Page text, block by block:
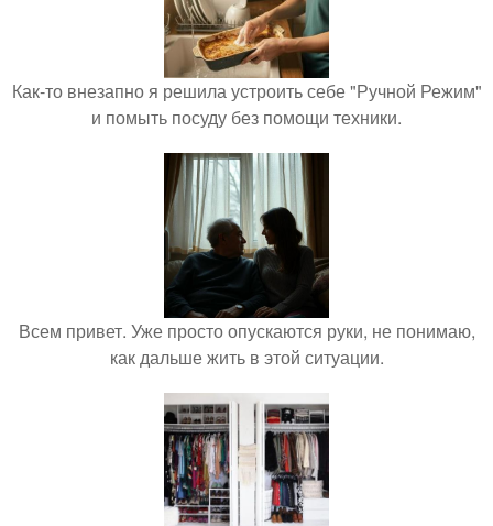
Как-то внезапно я решила устроить себе "Ручной Режим"
и помыть посуду без помощи техники.
Всем привет. Уже просто опускаются руки, не понимаю,
как дальше жить в этой ситуации.